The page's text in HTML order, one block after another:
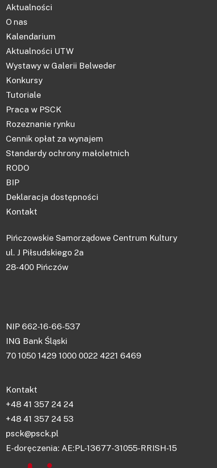
Aktualności
O nas
Kalendarium
Aktualności UTW
Wystawy w Galerii Belweder
Konkursy
Tutoriale
Praca w PSCK
Rozeznanie rynku
Cennik opłat za wynajem
Standardy ochrony małoletnich
RODO
BIP
Deklaracja dostępności
Kontakt
Pińczowskie Samorządowe Centrum Kultury
ul. J Piłsudskiego 2a
28-400 Pińczów
NIP 662-16-66-537
ING Bank Śląski
70 1050 1429 1000 0022 4221 6469
Kontakt
+48 41 357 24 24
+48 41 357 24 53
psck@psck.pl
E-doręczenia: AE:PL-13677-31055-RRISH-15